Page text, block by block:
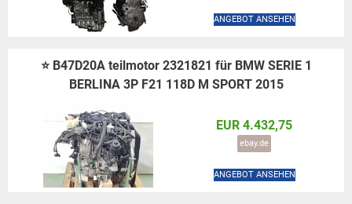
ANGEBOT ANSEHEN
⭐ B47D20A teilmotor 2321821 für BMW SERIE 1
BERLINA 3P F21 118D M SPORT 2015
EUR 4.432,75
ebay.de
ANGEBOT ANSEHEN